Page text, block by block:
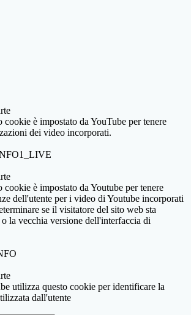
cookie è impostato da YouTube per tenere
dei video incorporati.
cookie è impostato da Youtube per tenere
dell'utente per i video di Youtube incorporati
se il visitatore del sito web sta
la vecchia versione dell'interfaccia di
utilizza questo cookie per identificare la
dall'utente